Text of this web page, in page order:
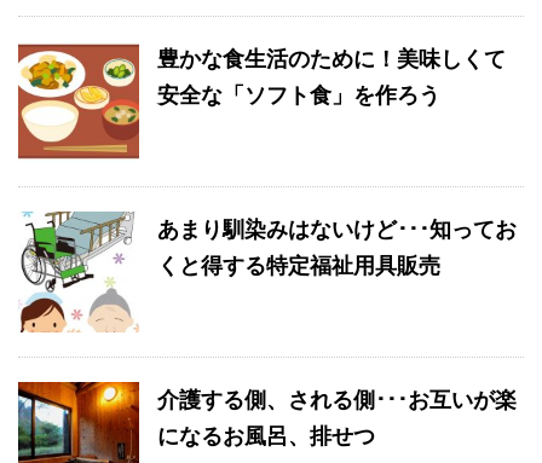
豊かな食生活のために！美味しくて
安全な「ソフト食」を作ろう
あまり馴染みはないけど･･･知ってお
くと得する特定福祉用具販売
介護する側、される側･･･お互いが楽
になるお風呂、排せつ